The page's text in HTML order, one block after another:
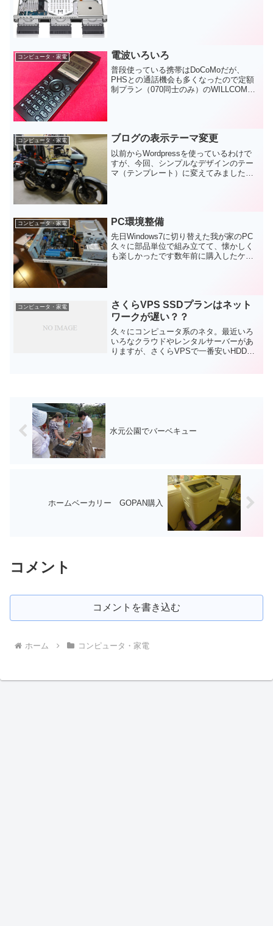
コンピュータ・家電 電波いろいろ
普段使っている携帯はDoCoMoだが、
PHSとの通話機会も多くなったので定額
制プラン（070同士のみ）のWILLCOMも
コンピュータ・家電 ブログの表示テーマ変更
以前からWordpressを使っているわけで
すが、今回、シンプルなデザインのテー
マ（テンプレート）に変えてみました。
コンピュータ・家電 PC環境整備
先日Windows7に切り替えた我が家のPC
久々に部品単位で組み立てて、懐かしく
も楽しかったです数年前に購入したケー
コンピュータ・家電
さくらVPS SSDプランはネット
ワークが遅い？？
久々にコンピュータ系のネタ。最近いろ
いろなクラウドやレンタルサーバーがあ
りますが、さくらVPSで一番安いHDDの
水元公園でバーベキュー
ホームベーカリー GOPAN購入
コメント
コメントを書き込む
ホーム コンピュータ・家電